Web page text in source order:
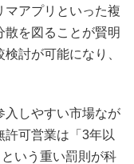
マアプリといった複
を図ることが賢明
討が可能になり、
入しやすい市場なが
許可営業は「3年以
いう重い罰則が科